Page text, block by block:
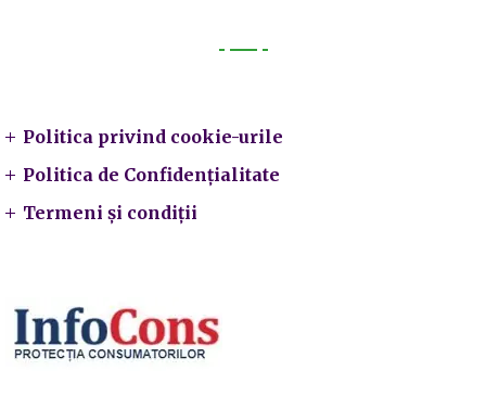
Politica privind cookie-urile
Politica de Confidențialitate
Termeni și condiții